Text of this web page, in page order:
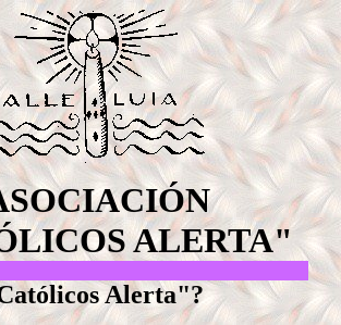
ALERTA"
Alerta"?